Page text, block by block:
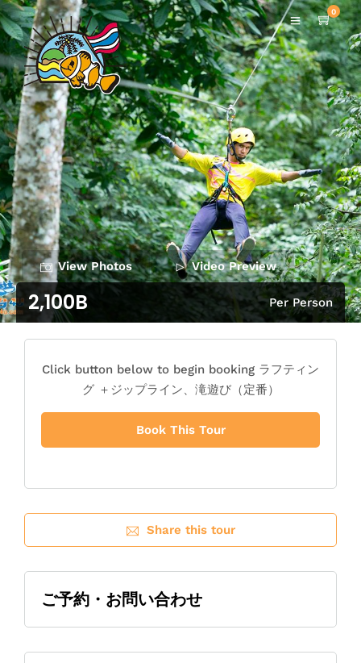
0
View Photos Video Preview
2,100B Per Person
Click button below to begin booking ラフティン
グ ＋ジップライン、滝遊び（定番）
Book This Tour
Share this tour
ご予約・お問い合わせ